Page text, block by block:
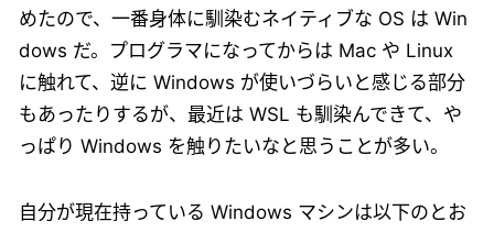
めたので、一番身体に馴染むネイティブな OS は Win
dows だ。プログラマになってからは Mac や Linux
に触れて、逆に Windows が使いづらいと感じる部分
もあったりするが、最近は WSL も馴染んできて、や
っぱり Windows を触りたいなと思うことが多い。
自分が現在持っている Windows マシンは以下のとお